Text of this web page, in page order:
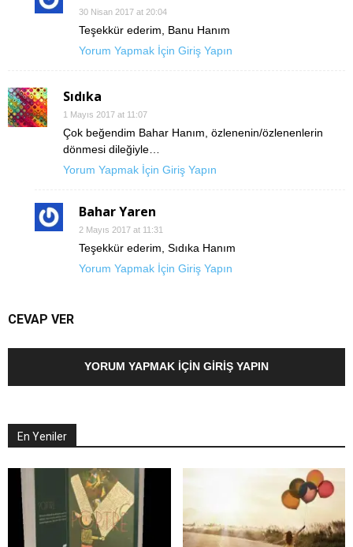
30 Nisan 2017 at 20:04
Teşekkür ederim, Banu Hanım
Yorum Yapmak İçin Giriş Yapın
Sıdıka
1 Mayıs 2017 at 11:07
Çok beğendim Bahar Hanım, özlenenin/özlenenlerin
dönmesi dileğiyle…
Yorum Yapmak İçin Giriş Yapın
Bahar Yaren
2 Mayıs 2017 at 11:31
Teşekkür ederim, Sıdıka Hanım
Yorum Yapmak İçin Giriş Yapın
CEVAP VER
YORUM YAPMAK İÇIN GIRIŞ YAPIN
En Yeniler